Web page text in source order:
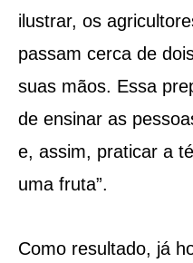
ilustrar, os
passam cerca de
suas mãos. Essa
de ensinar as
e, assim, praticar a
uma fruta”.
Como resultado, já